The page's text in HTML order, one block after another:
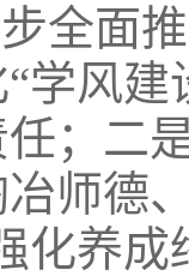
全面
学风
；二
师德
化养